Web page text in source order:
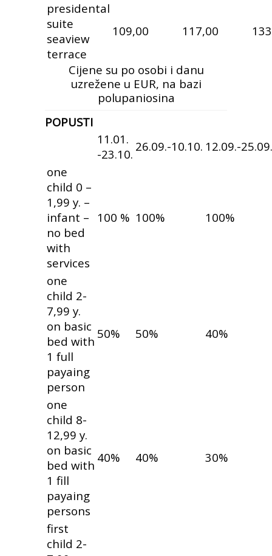
presidental
suite
seaview
terrace
109,00 117,00
Cijene su po osobi i danu
uzrežene u EUR, na bazi
polupaniosina
POPUSTI
11.01.
-23.10.
26.09.-10.10. 12.09.-25.09.
one
child 0 –
1,99 y. –
infant –
no bed
with
services
100 % 100% 100%
one
child 2-
7,99 y.
on basic
bed with
1 full
payaing
person
50% 50% 40%
one
child 8-
12,99 y.
on basic
bed with
1 fill
payaing
persons
40% 40% 30%
first
child 2-